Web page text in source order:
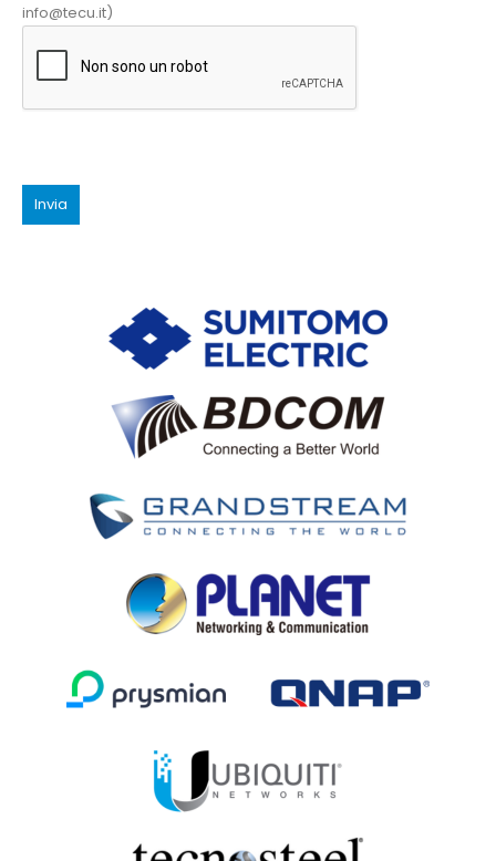
info@tecu.it)